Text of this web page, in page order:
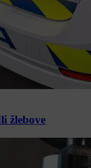
žlebove